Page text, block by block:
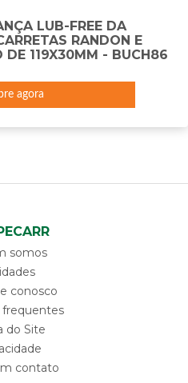
LUB-FREE DA
RANDON E
DE 119X30MM - BUCH86
agora
somos
conosco
frequentes
do Site
contato